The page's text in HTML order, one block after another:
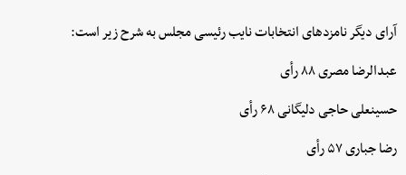
آرای دیگر نامزدهای انتخابات نایب رئیسی مجلس به شرح زیر است:
عبدالرضا مصری ۸۸ رأی
حسینعلی حاجی دلیگانی ۶۸ رأی
رضا جباری ۵۷ رأی